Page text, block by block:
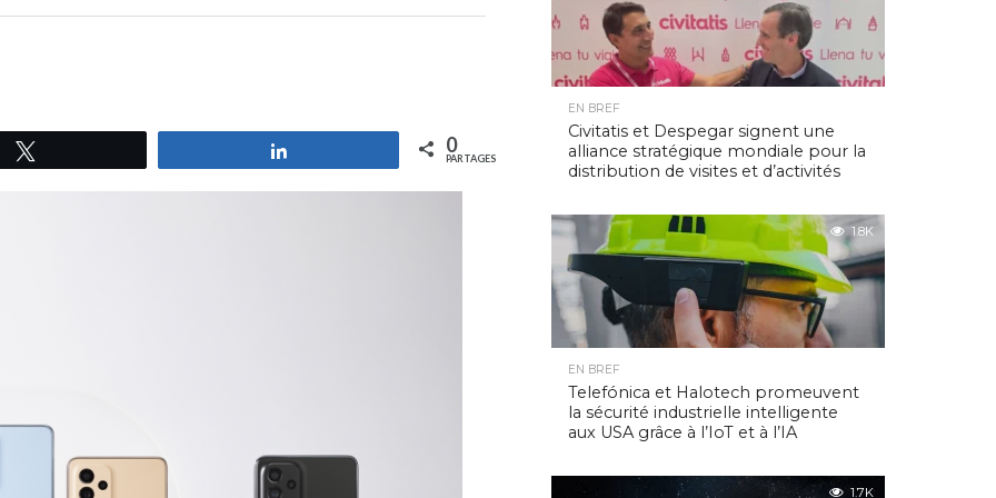
0
PARTAGES
EN BREF
Civitatis et Despegar signent une
alliance stratégique mondiale pour la
distribution de visites et d’activités
1.8K
EN BREF
Telefónica et Halotech promeuvent
la sécurité industrielle intelligente
aux USA grâce à l’IoT et à l’IA
1.7K